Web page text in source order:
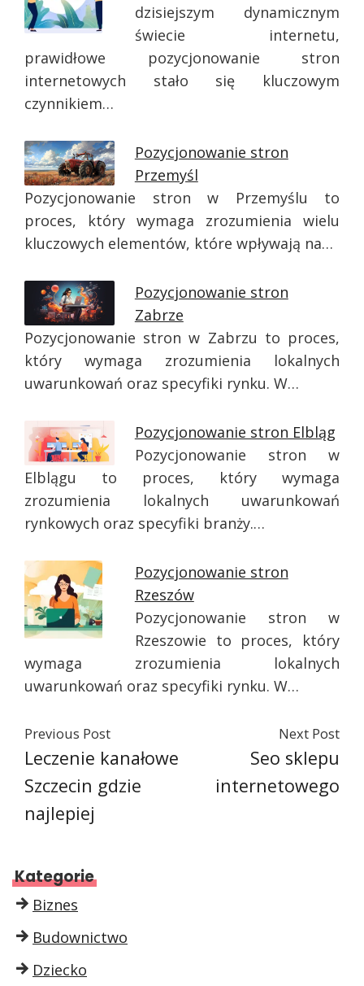
dzisiejszym dynamicznym
świecie internetu,
prawidłowe pozycjonowanie stron
internetowych stało się kluczowym
czynnikiem…
Pozycjonowanie stron
Przemyśl
Pozycjonowanie stron w Przemyślu to
proces, który wymaga zrozumienia wielu
kluczowych elementów, które wpływają na…
Pozycjonowanie stron
Zabrze
Pozycjonowanie stron w Zabrzu to proces,
który wymaga zrozumienia lokalnych
uwarunkowań oraz specyfiki rynku. W…
Pozycjonowanie stron Elbląg
Pozycjonowanie stron w
Elblągu to proces, który wymaga
zrozumienia lokalnych uwarunkowań
rynkowych oraz specyfiki branży.…
Pozycjonowanie stron
Rzeszów
Pozycjonowanie stron w
Rzeszowie to proces, który
wymaga zrozumienia lokalnych
uwarunkowań oraz specyfiki rynku. W…
Previous Post
Leczenie kanałowe
Szczecin gdzie
najlepiej
Next Post
Seo sklepu
internetowego
Kategorie
Biznes
Budownictwo
Dziecko